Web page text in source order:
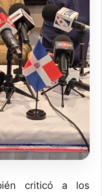
criticó a los